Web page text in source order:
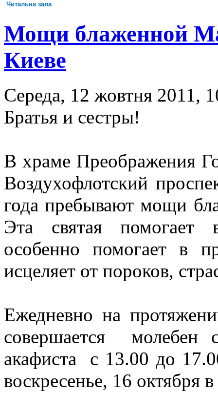
Читальна зала
Мощи блаженной
Киеве
Середа, 12 жовтня 2011,
Братья и сестры!
В храме Преображения
Воздухофлотский
года пребывают мощи
Эта святая помогает
особенно помогает в
исцеляет от пороков,
Ежедневно на
совершается молебен
акафиста с 13.00 до
воскресенье, 16 октября